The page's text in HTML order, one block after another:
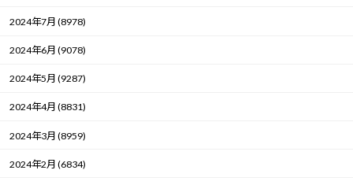
2024年7月 (8978)
2024年6月 (9078)
2024年5月 (9287)
2024年4月 (8831)
2024年3月 (8959)
2024年2月 (6834)